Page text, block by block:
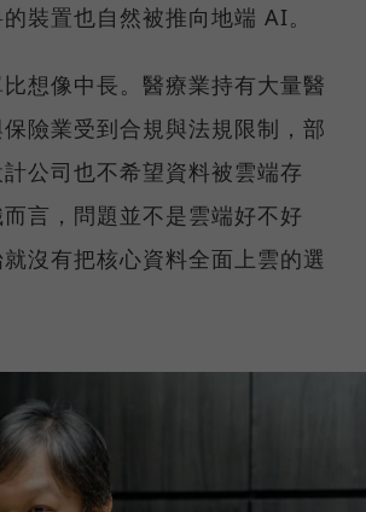
裝置也自然被推向地端 AI。
想像中長。醫療業持有大量醫
險業受到合規與法規限制，部
公司也不希望資料被雲端存
言，問題並不是雲端好不好
沒有把核心資料全面上雲的選